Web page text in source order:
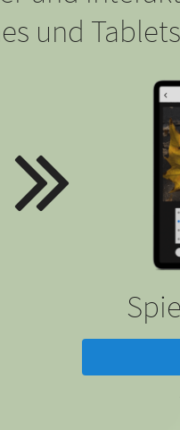
und Tablets